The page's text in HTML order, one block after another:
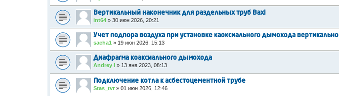
Вертикальный наконечник для раздельных труб Baxi
int64 » 30 июн 2026, 20:21
Учет подпора воздуха при установке каоксиального дымохода вертикально
sacha1 » 19 июн 2026, 15:13
Диафрагма коаксиального дымохода
Andrey I » 13 янв 2023, 08:13
Подключение котла к асбестоцементной трубе
Stas_tvr » 01 июн 2026, 12:46